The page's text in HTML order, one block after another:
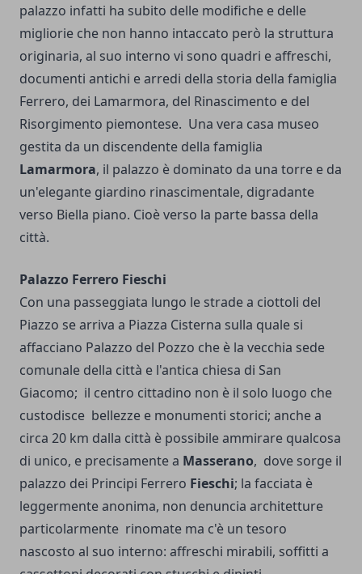
palazzo infatti ha subito delle modifiche e delle
migliorie che non hanno intaccato però la struttura
originaria, al suo interno vi sono quadri e affreschi,
documenti antichi e arredi della storia della famiglia
Ferrero, dei Lamarmora, del Rinascimento e del
Risorgimento piemontese. Una vera casa museo
gestita da un discendente della famiglia
Lamarmora, il palazzo è dominato da una torre e da
un'elegante giardino rinascimentale, digradante
verso Biella piano. Cioè verso la parte bassa della
città.
Palazzo Ferrero Fieschi
Con una passeggiata lungo le strade a ciottoli del
Piazzo se arriva a Piazza Cisterna sulla quale si
affacciano Palazzo del Pozzo che è la vecchia sede
comunale della città e l'antica chiesa di San
Giacomo; il centro cittadino non è il solo luogo che
custodisce bellezze e monumenti storici; anche a
circa 20 km dalla città è possibile ammirare qualcosa
di unico, e precisamente a Masserano, dove sorge il
palazzo dei Principi Ferrero Fieschi; la facciata è
leggermente anonima, non denuncia architetture
particolarmente rinomate ma c'è un tesoro
nascosto al suo interno: affreschi mirabili, soffitti a